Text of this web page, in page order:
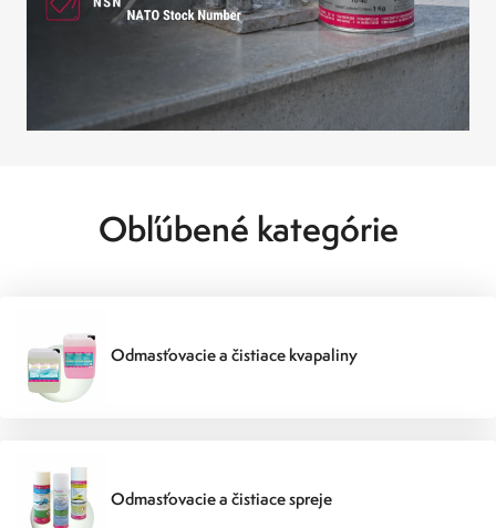
Obľúbené kategórie
Odmasťovacie a čistiace kvapaliny
Odmasťovacie a čistiace spreje